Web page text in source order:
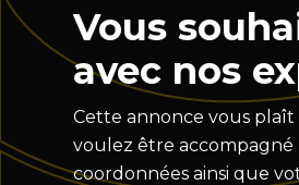
Vous
avec nos
Cette annonce vous plaît
voulez être accompagné
coordonnées ainsi que